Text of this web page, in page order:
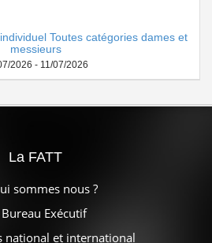
Toutes catégories dames et
messieurs
2026 - 11/07/2026
La FATT
sommes nous ?
Bureau Exécutif
national et international